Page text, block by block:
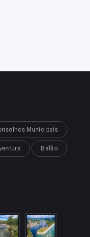
Municipais
Balão